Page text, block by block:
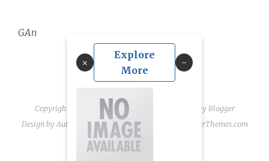
×
Explore
More
GAn
Copyright © linguae scriptaque | Powered by Blogger
Design byAutomattic | Blogger Theme by NewBloggerThemes.com